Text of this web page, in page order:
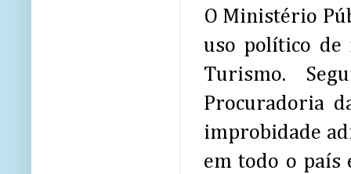
O Ministério
uso político de
Turismo.
Procuradoria
improbidade
em todo o país